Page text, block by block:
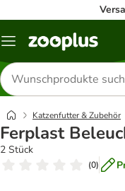
Menü
Produkte
suchen
Katzenfutter & Zubehör
Ferplast
2 Stück
(0)